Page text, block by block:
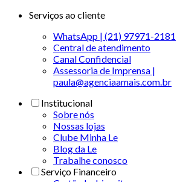
Serviços ao cliente
WhatsApp | (21) 97971-2181
Central de atendimento
Canal Confidencial
Assessoria de Imprensa |
paula@agenciaamais.com.br
Institucional
Sobre nós
Nossas lojas
Clube Minha Le
Blog da Le
Trabalhe conosco
Serviço Financeiro